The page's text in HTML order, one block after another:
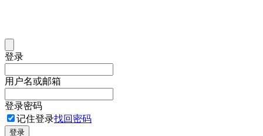
登录
用户名或邮箱
登录密码
记住登录找回密码
登录